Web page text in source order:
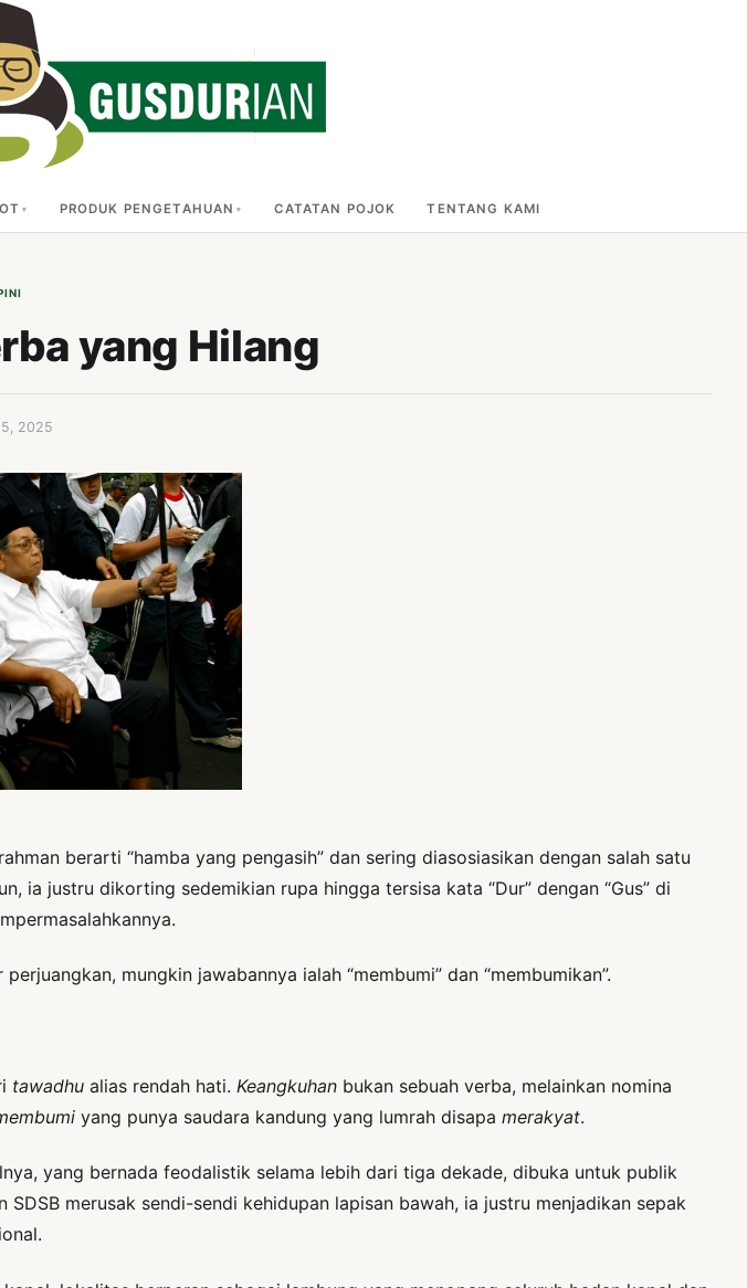
PRODUK PENGETAHUAN CATATAN POJOK TENTANG KAMI
yang Hilang
2025
berarti “hamba yang pengasih” dan sering diasosiasikan dengan salah satu
ia justru dikorting sedemikian rupa hingga tersisa kata “Dur” dengan “Gus” di
mungkin jawabannya ialah “membumi” dan “membumikan”.
tawadhu alias rendah hati. Keangkuhan bukan sebuah verba, melainkan nomina
yang punya saudara kandung yang lumrah disapa merakyat.
yang bernada feodalistik selama lebih dari tiga dekade, dibuka untuk publik
merusak sendi-sendi kehidupan lapisan bawah, ia justru menjadikan sepak